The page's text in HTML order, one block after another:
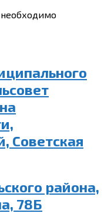
Советская
района,
78Б